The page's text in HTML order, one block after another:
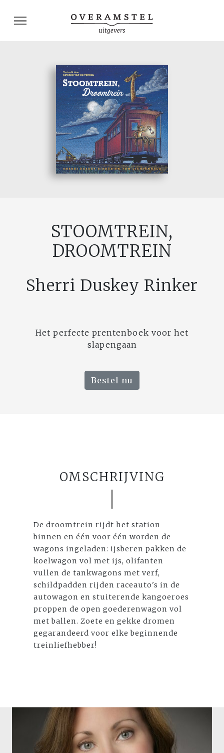
STOOMTREIN,
DROOMTREIN
Sherri Duskey Rinker
Het perfecte prentenboek voor het
slapengaan
Bestel nu
OMSCHRIJVING
De droomtrein rijdt het station
binnen en één voor één worden de
wagons ingeladen: ijsberen pakken de
koelwagon vol met ijs, olifanten
vullen de tankwagons met verf,
schildpadden rijden raceauto's in de
autowagon en stuiterende kangoeroes
proppen de open goederenwagon vol
met ballen. Zoete en gekke dromen
gegarandeerd voor elke beginnende
treinliefhebber!